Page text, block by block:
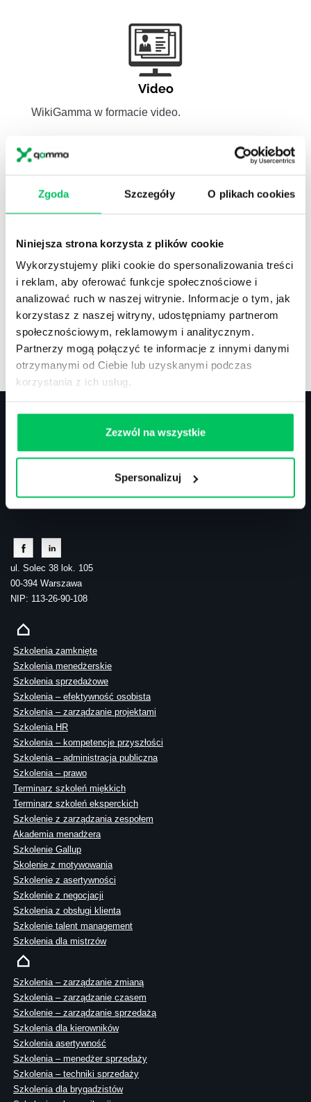
Zgoda Szczegóły O plikach cookies
Niniejsza strona korzysta z plików cookie
Wykorzystujemy pliki cookie do spersonalizowania treści
i reklam, aby oferować funkcje społecznościowe i
analizować ruch w naszej witrynie. Informacje o tym, jak
korzystasz z naszej witryny, udostępniamy partnerom
społecznościowym, reklamowym i analitycznym.
Partnerzy mogą połączyć te informacje z innymi danymi
otrzymanymi od Ciebie lub uzyskanymi podczas
korzystania z ich usług.
Zezwól na wszystkie
Spersonalizuj
Video
WikiGamma w formacie video.
zawodów.
Artykuły,Artykuły cd.,Prawo
Standardowe informacje z obszaru szkoleń.
Kontakt
tel.: 505 273 550
ul. Solec 38 lok. 105
00-394 Warszawa
NIP: 113-26-90-108
Szkolenia zamknięte
Szkolenia menedżerskie
Szkolenia sprzedażowe
Szkolenia – efektywność osobista
Szkolenia – zarządzanie projektami
Szkolenia HR
Szkolenia – kompetencje przyszłości
Szkolenia – administracja publiczna
Szkolenia – prawo
Terminarz szkoleń miękkich
Terminarz szkoleń eksperckich
Szkolenie z zarządzania zespołem
Akademia menadżera
Szkolenie Gallup
Skolenie z motywowania
Szkolenie z asertywności
Szkolenie z negocjacji
Szkolenia z obsługi klienta
Szkolenie talent management
Szkolenia dla mistrzów
Szkolenia – zarządzanie zmianą
Szkolenia – zarządzanie czasem
Szkolenie – zarządzanie sprzedażą
Szkolenia dla kierowników
Szkolenia asertywność
Szkolenia – menedżer sprzedaży
Szkolenia – techniki sprzedaży
Szkolenia dla brygadzistów